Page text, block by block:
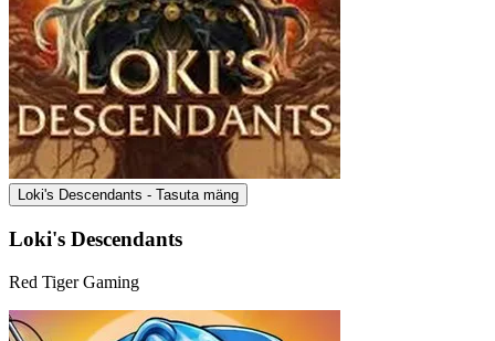
Loki's Descendants - Tasuta mäng
Loki's Descendants
Red Tiger Gaming